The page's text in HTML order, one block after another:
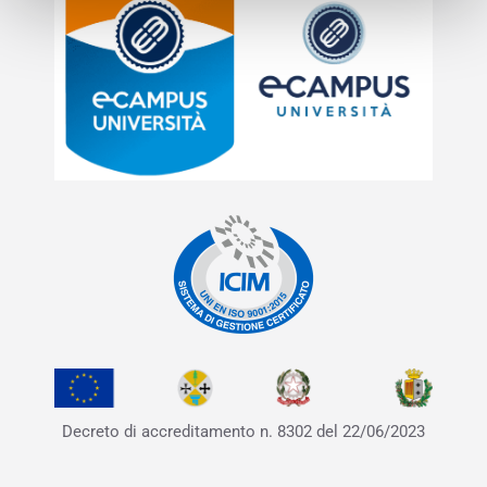
Decreto di accreditamento n. 8302 del 22/06/2023